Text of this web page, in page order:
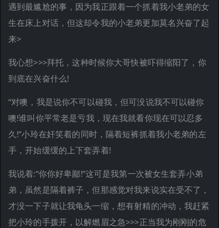
遇到最尴尬的事，因为我正跟着一个抓着我小老弟的女
生在床上对话，但这却令我的小老弟更加莫名兴奋了起
来>
我心想>>>拜托，这种时候你大哥快被吓得缩阳了，你
到底在兴奋什么!
“对噢，我是说你不可以碰我，但可没说我不可以碰你
噢!谁叫你平常老是亏我，现在我就看你现在可以忍多
久!”小玲在奸笑着的同时，隔着短裤抓着我小老弟的左
手，开始缓缓的上下套弄着!
我说着:“你你好卑鄙!”这可是我第一次被女生套弄小弟
弟，虽然是隔着裤子，但那感觉对我来说实在受不了，
才没一下子就让我龟头一缩，想有射精的冲动，我赶紧
把小玲的手拨开，以解燃眉之急>>>正当我为刚刚的危